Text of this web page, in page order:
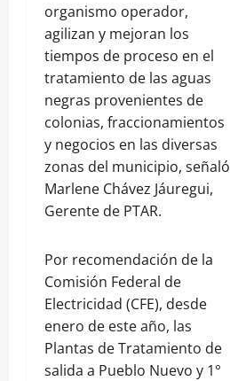
organismo operador,
agilizan y mejoran los
tiempos de proceso en el
tratamiento de las aguas
negras provenientes de
colonias, fraccionamientos
y negocios en las diversas
zonas del municipio, señaló
Marlene Chávez Jáuregui,
Gerente de PTAR.
Por recomendación de la
Comisión Federal de
Electricidad (CFE), desde
enero de este año, las
Plantas de Tratamiento de
salida a Pueblo Nuevo y 1°